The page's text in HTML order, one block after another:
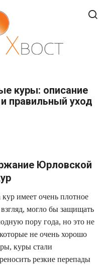
куры: описание
правильный уход
Юрловской
имеет очень плотное
могло бы защищать
пору года, но это не
не очень хорошо
куры стали
резкие перепады